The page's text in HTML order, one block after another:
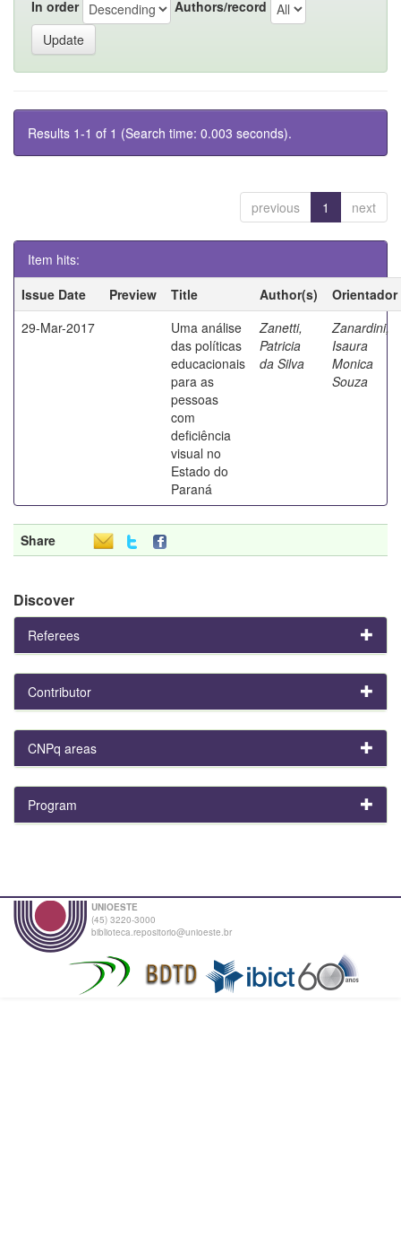
In order Authors/record
Results 1-1 of 1 (Search time: 0.003 seconds).
previous 1 next
Item hits:
Issue Date
Preview Title Author(s)
Orientador
29-Mar-2017
Uma análise
das políticas
educacionais
para as
pessoas
com
deficiência
visual no
Estado do
Paraná
Zanetti,
Patricia
da Silva
Zanardini,
Isaura
Monica
Souza
Share
Discover
Referees
Contributor
CNPq areas
Program
UNIOESTE
(45) 3220-3000
biblioteca.repositorio@unioeste.br